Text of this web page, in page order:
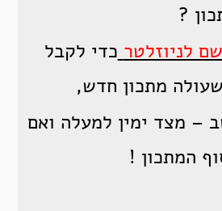
?
לניוזלטר כדי לקבל
מתכון חדש,
– מצד ימין למעלה ואם
המתכון !